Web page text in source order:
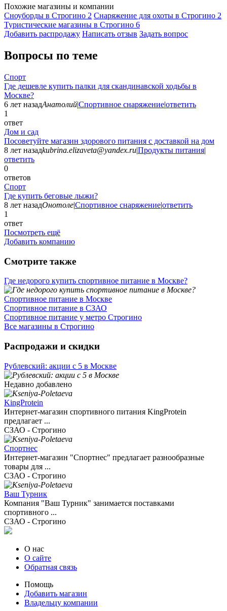
Похожие магазины и компании
Сноуборды в Строгино 2 Снаряжение для охоты в Строгино 2
Туристические магазины в Строгино 6
Добавить раcпродажу Написать отзыв Задать вопрос
Вопросы по теме
Спорт
Где дешевле купить палки для скандинавской ходьбы в
Москве?
6 лет назадАнатолий|Спортивное снаряжение|ответить
1
ответ
Дом и сад
Посоветуйте магазин здорового питания с доставкой на дом
8 лет назадkubrina.elizaveta@yandex.ru|Продукты питания|
ответить
0
ответов
Спорт
Где купить беговые лыжи?
8 лет назадОнотоле|Спортивное снаряжение|ответить
1
ответ
Посмотреть ещё
Добавить компанию
Смотрите также
Где недорого купить спортивное питание в Москве?
Спортивное питание в Москве
Спортивное питание в СЗАО
Спортивное питание у метро Строгино
Все магазины в Строгино
Распродажи и скидки
Рублевский: акции с 5 в Москве
Недавно добавлено
KingProtein
Интернет-магазин спортивного питания KingProtein
предлагает ...
СЗАО - Строгино
Спортнес
Интернет-магазин "Спортнес" предлагает разнообразные
товары для ...
СЗАО - Строгино
Ваш Турник
Компания "Ваш Турник" занимается поставками
спортивного ...
СЗАО - Строгино
О нас
О сайте
Обратная связь
Помощь
Добавить магазин
Владельцу компании